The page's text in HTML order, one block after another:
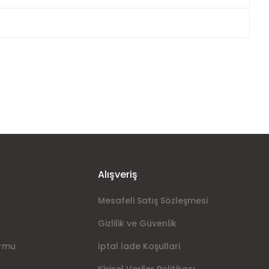
Alışveriş
Mesafeli Satış Sözleşmesi
Gizlilik ve Güvenlik
İptal İade Koşullari